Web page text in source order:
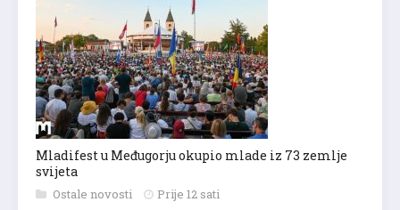
Mladifest u Međugorju okupio mlade iz 73 zemlje
svijeta
Ostale novosti Prije 12 sati